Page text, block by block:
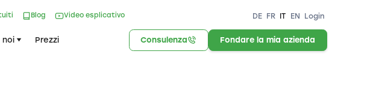
Blog Video esplicativo DE FR IT EN Login
noi Prezzi Consulenza Fondare la mia azienda